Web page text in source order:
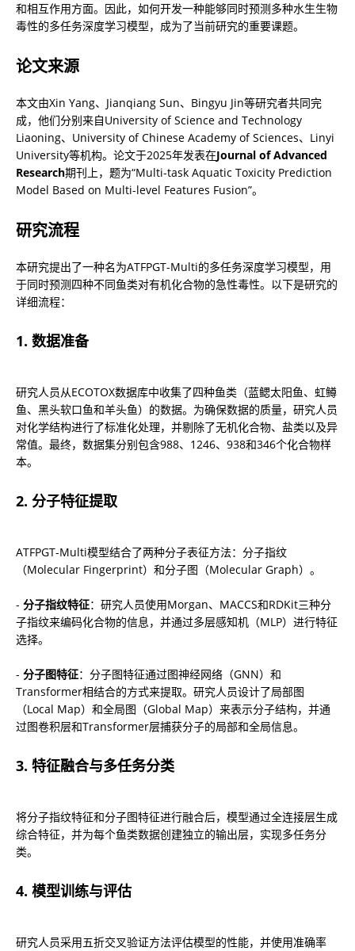
和相互作用方面。因此，如何开发一种能够同时预测多种水生生物
毒性的多任务深度学习模型，成为了当前研究的重要课题。
论文来源
本文由Xin Yang、Jianqiang Sun、Bingyu Jin等研究者共同完
成，他们分别来自University of Science and Technology
Liaoning、University of Chinese Academy of Sciences、Linyi
University等机构。论文于2025年发表在Journal of Advanced
Research期刊上，题为“Multi-task Aquatic Toxicity Prediction
Model Based on Multi-level Features Fusion”。
研究流程
本研究提出了一种名为ATFPGT-Multi的多任务深度学习模型，用
于同时预测四种不同鱼类对有机化合物的急性毒性。以下是研究的
详细流程：
1. 数据准备
研究人员从ECOTOX数据库中收集了四种鱼类（蓝鳃太阳鱼、虹鳟
鱼、黑头软口鱼和羊头鱼）的数据。为确保数据的质量，研究人员
对化学结构进行了标准化处理，并剔除了无机化合物、盐类以及异
常值。最终，数据集分别包含988、1246、938和346个化合物样
本。
2. 分子特征提取
ATFPGT-Multi模型结合了两种分子表征方法：分子指纹
（Molecular Fingerprint）和分子图（Molecular Graph）。
- 分子指纹特征：研究人员使用Morgan、MACCS和RDKit三种分
子指纹来编码化合物的信息，并通过多层感知机（MLP）进行特征
选择。
- 分子图特征：分子图特征通过图神经网络（GNN）和
Transformer相结合的方式来提取。研究人员设计了局部图
（Local Map）和全局图（Global Map）来表示分子结构，并通
过图卷积层和Transformer层捕获分子的局部和全局信息。
3. 特征融合与多任务分类
将分子指纹特征和分子图特征进行融合后，模型通过全连接层生成
综合特征，并为每个鱼类数据创建独立的输出层，实现多任务分
类。
4. 模型训练与评估
研究人员采用五折交叉验证方法评估模型的性能，并使用准确率